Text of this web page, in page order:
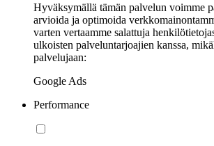
Hyväksymällä tämän palvelun voimme
arvioida ja optimoida
varten vertaamme salattuja
ulkoisten palveluntarjoajien kanssa,
palvelujaan:
Google Ads
Performance